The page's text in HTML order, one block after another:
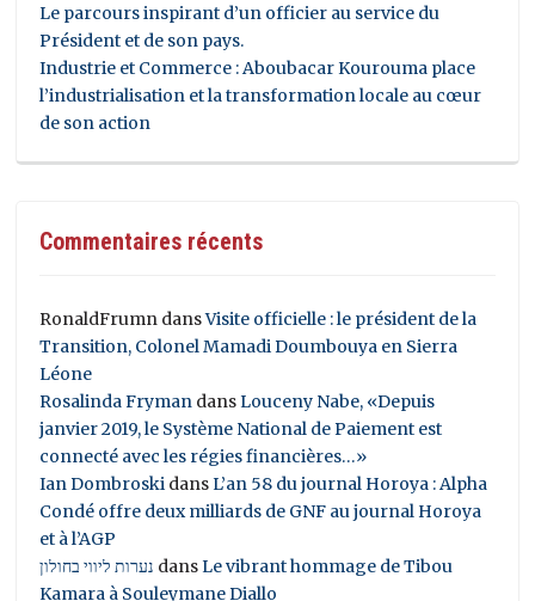
Le parcours inspirant d’un officier au service du
Président et de son pays.
Industrie et Commerce : Aboubacar Kourouma place
l’industrialisation et la transformation locale au cœur
de son action
Commentaires récents
RonaldFrumn dansVisite officielle : le président de la
Transition, Colonel Mamadi Doumbouya en Sierra
Léone
Rosalinda Fryman dansLouceny Nabe, «Depuis
janvier 2019, le Système National de Paiement est
connecté avec les régies financières…»
Ian Dombroski dansL’an 58 du journal Horoya : Alpha
Condé offre deux milliards de GNF au journal Horoya
et à l’AGP
נערות ליווי בחולון dansLe vibrant hommage de Tibou
Kamara à Souleymane Diallo